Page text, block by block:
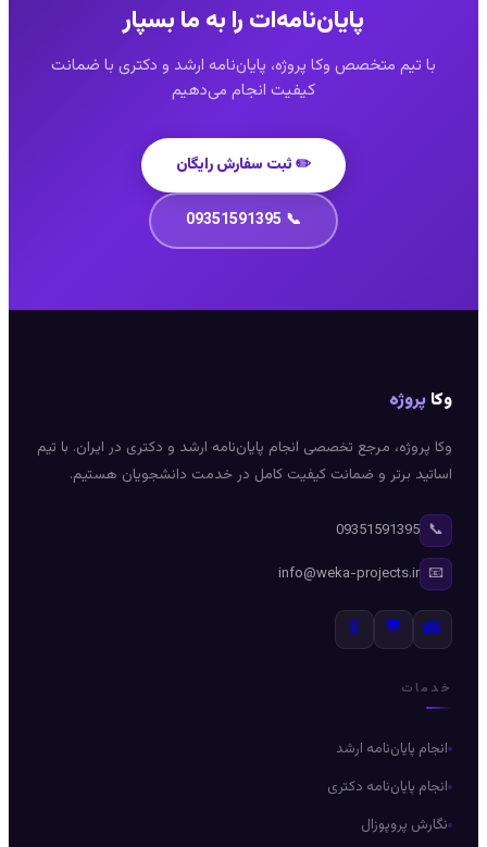
پایان‌نامه‌ات را به ما بسپار
با تیم متخصص وکا پروژه، پایان‌نامه ارشد و دکتری با ضمانت
کیفیت انجام می‌دهیم
✏️ ثبت سفارش رایگان
📞 09351591395
وکا پروژه
وکا پروژه، مرجع تخصصی انجام پایان‌نامه ارشد و دکتری در ایران. با تیم
اساتید برتر و ضمانت کیفیت کامل در خدمت دانشجویان هستیم.
📞
09351591395
📧
info@weka-projects.ir
📸
💬
📱
خدمات
انجام پایان‌نامه ارشد
انجام پایان‌نامه دکتری
نگارش پروپوزال